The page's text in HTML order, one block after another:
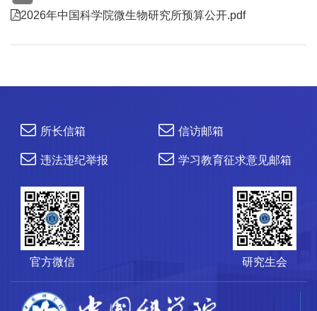
2026年中国科学院微生物研究所预算公开.pdf
所长信箱 信访邮箱
违法违纪举报 学习教育征求意见邮箱
官方微信 研究生会